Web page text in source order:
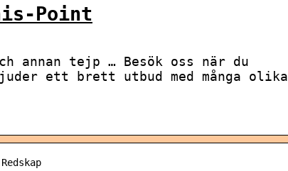
Point
annan tejp … Besök oss när du
ett brett utbud med många olika